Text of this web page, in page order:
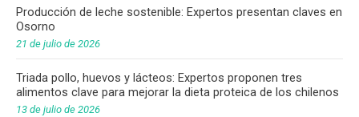
Producción de leche sostenible: Expertos presentan claves en
Osorno
21 de julio de 2026
Triada pollo, huevos y lácteos: Expertos proponen tres
alimentos clave para mejorar la dieta proteica de los chilenos
13 de julio de 2026